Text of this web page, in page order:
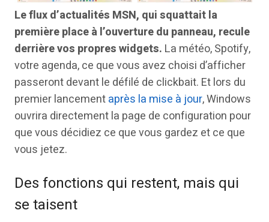
Le flux d’actualités MSN, qui squattait la
première place à l’ouverture du panneau, recule
derrière vos propres widgets. La météo, Spotify,
votre agenda, ce que vous avez choisi d’afficher
passeront devant le défilé de clickbait. Et lors du
premier lancementaprès la mise à jour, Windows
ouvrira directement la page de configuration pour
que vous décidiez ce que vous gardez et ce que
vous jetez.
Des fonctions qui restent, mais qui
se taisent